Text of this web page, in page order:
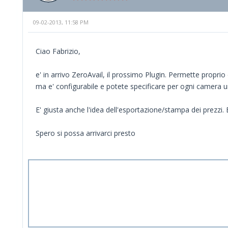
09-02-2013, 11:58 PM
Ciao Fabrizio,
e' in arrivo ZeroAvail, il prossimo Plugin. Permette
ma e' configurabile e potete specificare per ogni camera
E' giusta anche l'idea dell'esportazione/stampa dei
Spero si possa arrivarci presto